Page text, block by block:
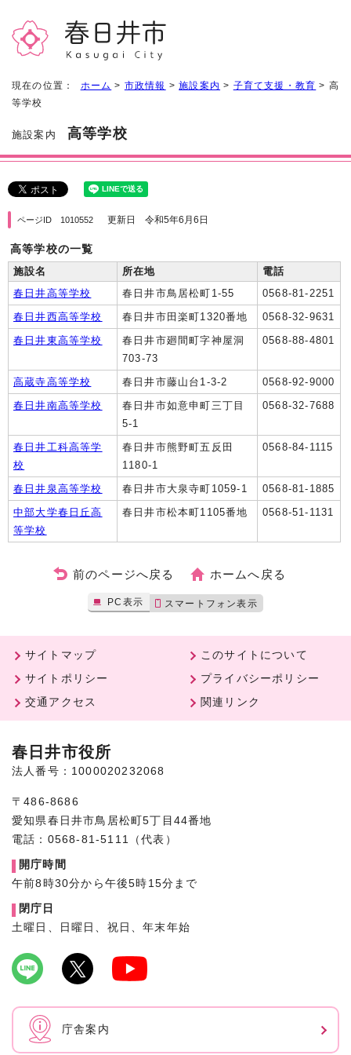
現在の位置： ホーム > 市政情報 >施設案内 > 子育て支援・教育 > 高
等学校
施設案内 高等学校
ページID 1010552 更新日 令和5年6月6日
高等学校の一覧
施設名
所在地
電話
春日井高等学校
春日井市鳥居松町1-55
0568-81-2251
春日井西高等学校
春日井市田楽町1320番地
0568-32-9631
春日井東高等学校
春日井市廻間町字神屋洞
703-73
0568-88-4801
高蔵寺高等学校 春日井市藤山台1-3-2
0568-92-9000
春日井南高等学校
春日井市如意申町三丁目
5-1
0568-32-7688
春日井工科高等学
校
春日井市熊野町五反田
1180-1
0568-84-1115
春日井泉高等学校 春日井市大泉寺町1059-1
0568-81-1885
中部大学春日丘高
等学校
春日井市松本町1105番地 0568-51-1131
前のページへ戻る ホームへ戻る
PC表示 スマートフォン表示
サイトマップ
このサイトについて
サイトポリシー
プライバシーポリシー
交通アクセス
関連リンク
春日井市役所
法人番号：1000020232068
〒486-8686
愛知県春日井市鳥居松町5丁目44番地
電話：0568-81-5111（代表）
開庁時間
午前8時30分から午後5時15分まで
閉庁日
土曜日、日曜日、祝日、年末年始
庁舎案内